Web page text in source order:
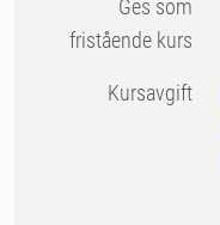
Ges som
fristående kurs
Kursavgift